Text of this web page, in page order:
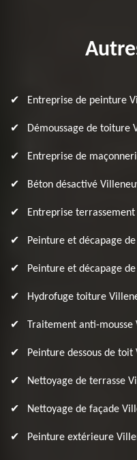
Entreprise de peinture
Démoussage de toiture
Entreprise de
Béton désactivé
Entreprise
Peinture et décapage
Peinture et décapage
Hydrofuge toiture
Traitement anti-
Peinture dessous de
Nettoyage de terrasse
Nettoyage de façade
Peinture extérieure